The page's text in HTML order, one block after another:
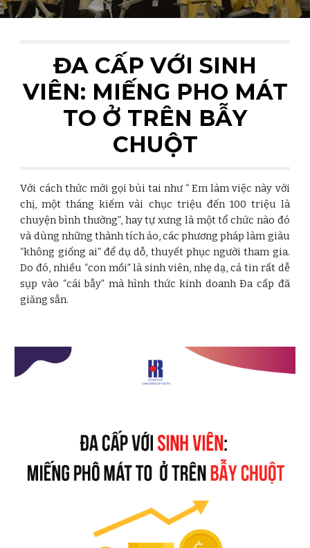
ĐA CẤP VỚI SINH
VIÊN: MIẾNG PHO MÁT
TO Ở TRÊN BẪY
CHUỘT
Với cách thức mời gọi bùi tai như “ Em làm việc này với
chị, một tháng kiếm vài chục triệu đến 100 triệu là
chuyện bình thường”, hay tự xưng là một tổ chức nào đó
và dùng những thành tích ảo, các phương pháp làm giàu
“không giống ai” để dụ dỗ, thuyết phục người tham gia.
Do đó, nhiều “con mồi” là sinh viên, nhẹ dạ, cả tin rất dễ
sụp vào “cái bẫy” mà hình thức kinh doanh Đa cấp đã
giăng sẵn.